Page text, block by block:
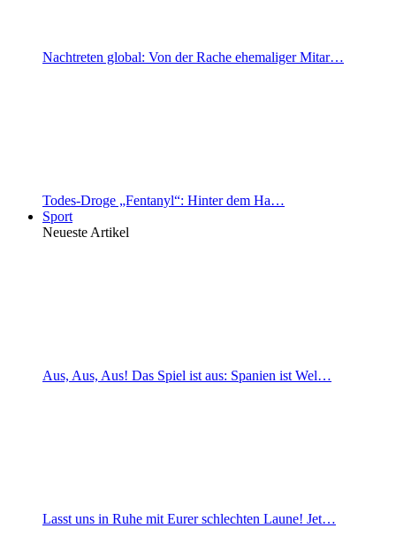
Nachtreten global: Von der Rache ehemaliger Mitar…
Todes-Droge „Fentanyl“: Hinter dem Ha…
Sport
Neueste Artikel
Aus, Aus, Aus! Das Spiel ist aus: Spanien ist Wel…
Lasst uns in Ruhe mit Eurer schlechten Laune! Jet…